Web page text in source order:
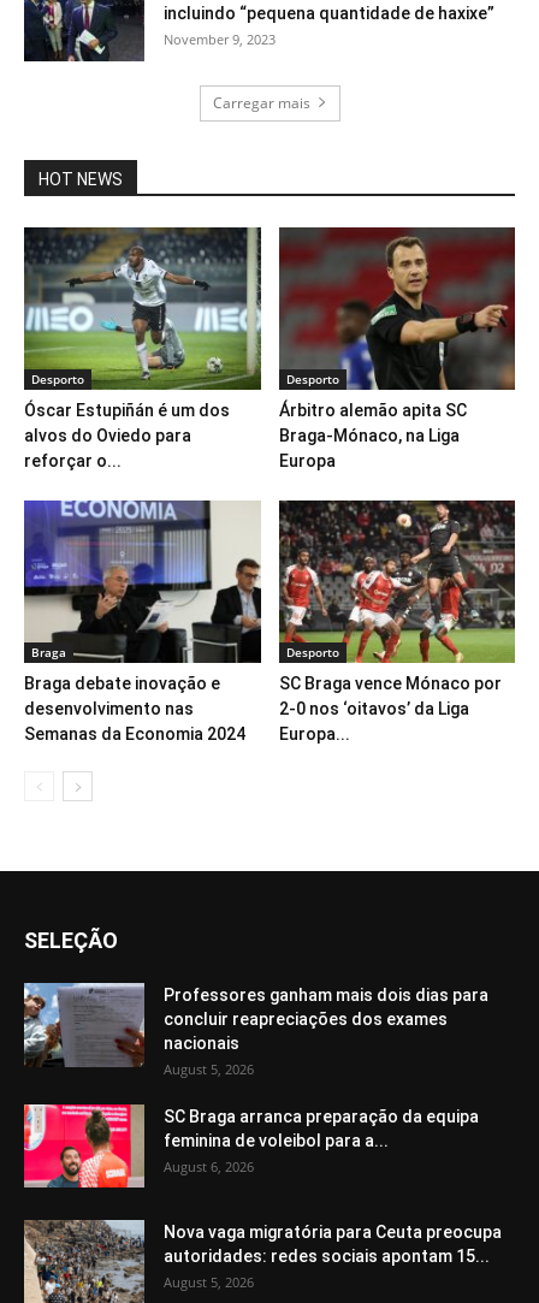
incluindo “pequena quantidade de haxixe”
November 9, 2023
Carregar mais
HOT NEWS
Desporto
Óscar Estupiñán é um dos
alvos do Oviedo para
reforçar o...
Desporto
Árbitro alemão apita SC
Braga-Mónaco, na Liga
Europa
Braga
Braga debate inovação e
desenvolvimento nas
Semanas da Economia 2024
Desporto
SC Braga vence Mónaco por
2-0 nos ‘oitavos’ da Liga
Europa...
SELEÇÃO
Professores ganham mais dois dias para
concluir reapreciações dos exames
nacionais
August 5, 2026
SC Braga arranca preparação da equipa
feminina de voleibol para a...
August 6, 2026
Nova vaga migratória para Ceuta preocupa
autoridades: redes sociais apontam 15...
August 5, 2026